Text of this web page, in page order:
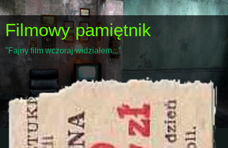
Filmowy pamiętnik
"Fajny film wczoraj widziałem..."